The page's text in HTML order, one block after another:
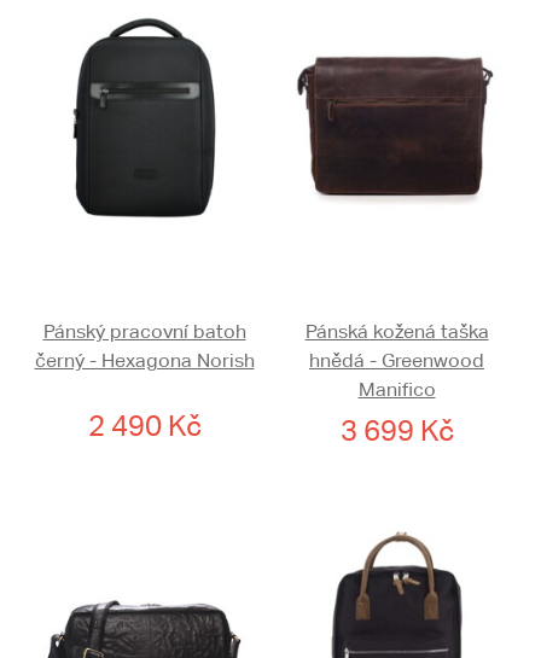
Pánský pracovní batoh
černý - Hexagona Norish
2 490 Kč
Pánská kožená taška
hnědá - Greenwood
Manifico
3 699 Kč